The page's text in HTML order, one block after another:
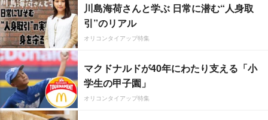
川島海荷さんと学ぶ 日常に潜む“人身取
引”のリアル
オリコンタイアップ特集
マクドナルドが40年にわたり支える「小
学生の甲子園」
オリコンタイアップ特集